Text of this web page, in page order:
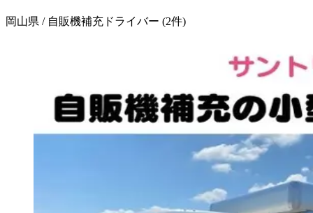
岡山県 / 自販機補充ドライバー (2件)